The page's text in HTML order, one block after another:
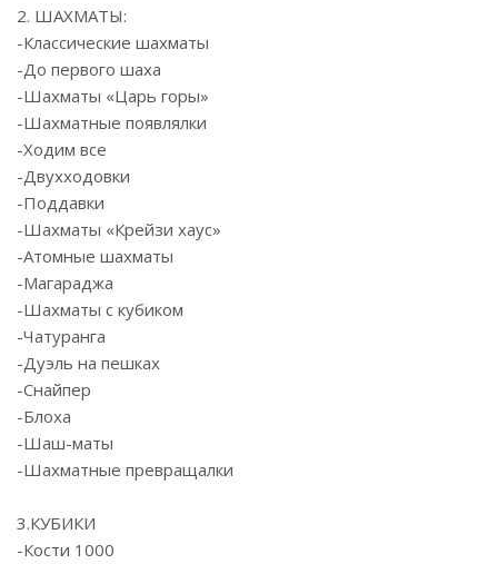
2. ШАХМАТЫ:
-Классические шахматы
-До первого шаха
-Шахматы «Царь горы»
-Шахматные появлялки
-Ходим все
-Двухходовки
-Поддавки
-Шахматы «Крейзи хаус»
-Атомные шахматы
-Магараджа
-Шахматы с кубиком
-Чатуранга
-Дуэль на пешках
-Снайпер
-Блоха
-Шаш-маты
-Шахматные превращалки
3.КУБИКИ
-Кости 1000